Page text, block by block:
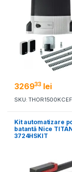
326933 lei
SKU:
Kit automatizare
batantă Nice
3724HSKIT